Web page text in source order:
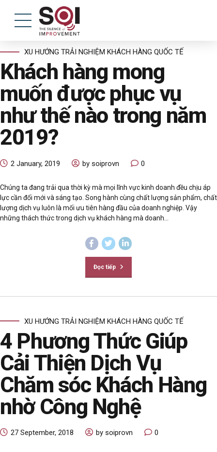
XU HƯỚNG TRẢI NGHIỆM KHÁCH HÀNG QUỐC TẾ
Khách hàng mong
muốn được phục vụ
như thế nào trong năm
2019?
2 January, 2019 by soiprovn 0
Chúng ta đang trải qua thời kỳ mà mọi lĩnh vực kinh doanh đều chịu áp
lực cần đổi mới và sáng tạo. Song hành cùng chất lượng sản phẩm, chất
lượng dịch vụ luôn là mối ưu tiên hàng đầu của doanh nghiệp. Vậy
những thách thức trong dịch vụ khách hàng mà doanh...
Đọc tiếp
XU HƯỚNG TRẢI NGHIỆM KHÁCH HÀNG QUỐC TẾ
4 Phương Thức Giúp
Cải Thiện Dịch Vụ
Chăm sóc Khách Hàng
nhờ Công Nghệ
27 September, 2018 by soiprovn 0